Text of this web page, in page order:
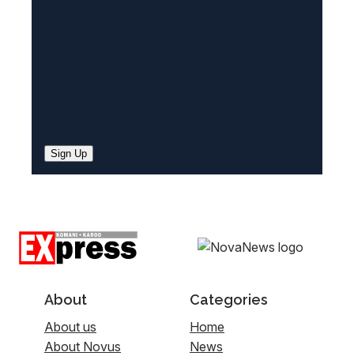
Sign Up
About
About us
About Novus
Categories
Home
News